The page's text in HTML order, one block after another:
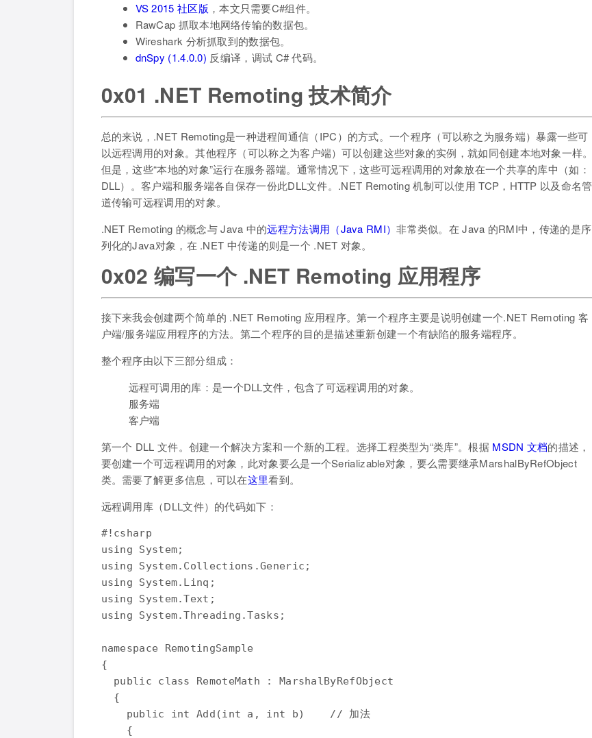
VS 2015 社区版 ，本文只需要C#组件。
RawCap 抓取本地网络传输的数据包。
Wireshark 分析抓取到的数据包。
dnSpy (1.4.0.0) 反编译，调试 C# 代码。
0x01 .NET Remoting 技术简介
总的来说，.NET Remoting是一种进程间通信（IPC）的方式。一个程序（可以称之为服务端）暴露一些可
以远程调用的对象。其他程序（可以称之为客户端）可以创建这些对象的实例，就如同创建本地对象一样。
但是，这些“本地的对象”运行在服务器端。通常情况下，这些可远程调用的对象放在一个共享的库中（如：
DLL）。客户端和服务端各自保存一份此DLL文件。.NET Remoting 机制可以使用 TCP，HTTP 以及命名管
道传输可远程调用的对象。
.NET Remoting 的概念与 Java 中的远程方法调用（Java RMI）非常类似。在 Java 的RMI中，传递的是序
列化的Java对象，在 .NET 中传递的则是一个 .NET 对象。
0x02 编写一个 .NET Remoting 应用程序
接下来我会创建两个简单的 .NET Remoting 应用程序。第一个程序主要是说明创建一个.NET Remoting 客
户端/服务端应用程序的方法。第二个程序的目的是描述重新创建一个有缺陷的服务端程序。
整个程序由以下三部分组成：
远程可调用的库：是一个DLL文件，包含了可远程调用的对象。
服务端
客户端
第一个 DLL 文件。创建一个解决方案和一个新的工程。选择工程类型为“类库”。根据MSDN 文档的描述，
要创建一个可远程调用的对象，此对象要么是一个Serializable对象，要么需要继承MarshalByRefObject
类。需要了解更多信息，可以在这里看到。
远程调用库（DLL文件）的代码如下：
#!csharp
using System;
using System.Collections.Generic;
using System.Linq;
using System.Text;
using System.Threading.Tasks;
namespace RemotingSample
{
  public class RemoteMath : MarshalByRefObject
  {
    public int Add(int a, int b)    // 加法
    {